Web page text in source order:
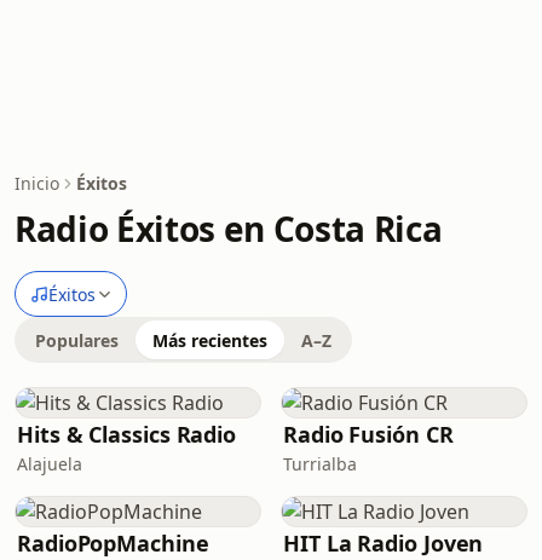
Inicio Éxitos
Radio Éxitos en Costa Rica
Éxitos
Populares Más recientes A–Z
Hits & Classics Radio
Alajuela
Radio Fusión CR
Turrialba
RadioPopMachine HIT La Radio Joven